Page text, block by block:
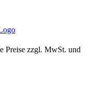
Preise zzgl. MwSt. und